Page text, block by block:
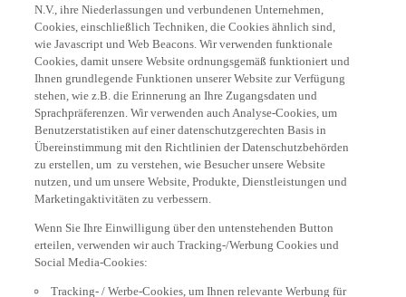
N.V., ihre Niederlassungen und verbundenen Unternehmen,
Cookies, einschließlich Techniken, die Cookies ähnlich sind,
wie Javascript und Web Beacons. Wir verwenden funktionale
Cookies, damit unsere Website ordnungsgemäß funktioniert und
Ihnen grundlegende Funktionen unserer Website zur Verfügung
stehen, wie z.B. die Erinnerung an Ihre Zugangsdaten und
Sprachpräferenzen. Wir verwenden auch Analyse-Cookies, um
Benutzerstatistiken auf einer datenschutzgerechten Basis in
Übereinstimmung mit den Richtlinien der Datenschutzbehörden
zu erstellen, um zu verstehen, wie Besucher unsere Website
nutzen, und um unsere Website, Produkte, Dienstleistungen und
Marketingaktivitäten zu verbessern.
Wenn Sie Ihre Einwilligung über den untenstehenden Button
erteilen, verwenden wir auch Tracking-/Werbung Cookies und
Social Media-Cookies:
Tracking- / Werbe-Cookies, um Ihnen relevante Werbung für